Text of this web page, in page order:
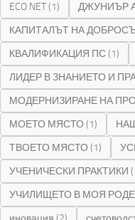
ECO NET(1) ДЖУНИЪР
КАПИТАЛЪТ НА
КВАЛИФИКАЦИЯ ПС(1)
ЛИДЕР В ЗНАНИЕТО И
МОДЕРНИЗИРАНЕ НА
МОЕТО МЯСТО (1)
ТВОЕТО МЯСТО (1)
УЧЕНИЧЕСКИ ПРАКТИКИ
УЧИЛИЩЕТО В МОЯ